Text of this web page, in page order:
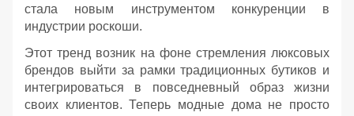
стала новым инструментом конкуренции в
индустрии роскоши.
Этот тренд возник на фоне стремления люксовых
брендов выйти за рамки традиционных бутиков и
интегрироваться в повседневный образ жизни
своих клиентов. Теперь модные дома не просто